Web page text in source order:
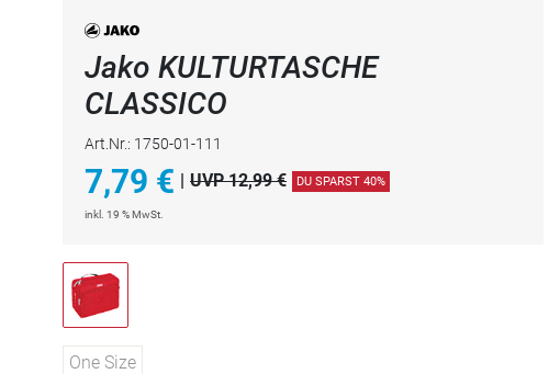
Jako KULTURTASCHE
CLASSICO
Art.Nr.: 1750-01-111
7,79 € UVP 12,99 € DU SPARST 40%
inkl. 19 % MwSt.
One Size